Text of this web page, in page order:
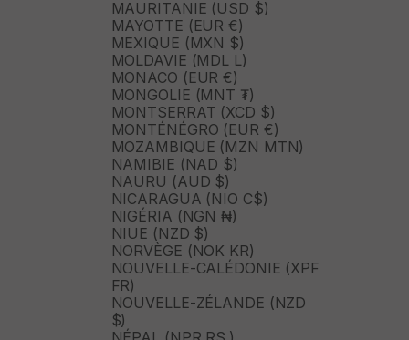
MAURITANIE (USD $)
MAYOTTE (EUR €)
MEXIQUE (MXN $)
MOLDAVIE (MDL L)
MONACO (EUR €)
MONGOLIE (MNT ₮)
MONTSERRAT (XCD $)
MONTÉNÉGRO (EUR €)
MOZAMBIQUE (MZN MTN)
NAMIBIE (NAD $)
NAURU (AUD $)
NICARAGUA (NIO C$)
NIGÉRIA (NGN ₦)
NIUE (NZD $)
NORVÈGE (NOK KR)
NOUVELLE-CALÉDONIE (XPF
FR)
NOUVELLE-ZÉLANDE (NZD
$)